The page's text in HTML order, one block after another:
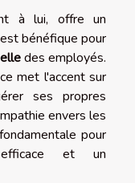
à lui, offre un
bénéfique pour
des employés.
met l'accent sur
ses propres
envers les
pour
efficace et un